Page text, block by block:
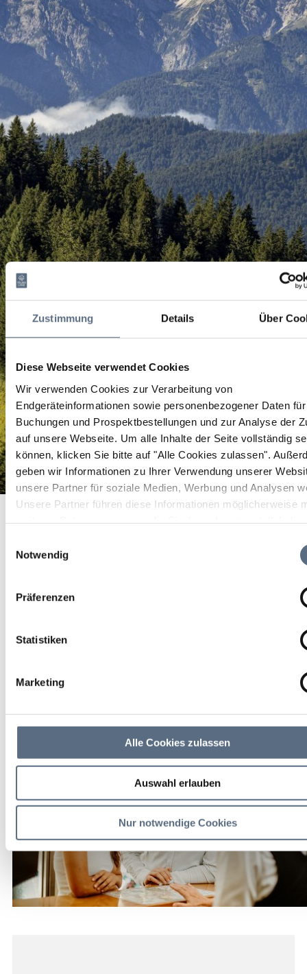
Zustimmung Details Über
Diese Webseite verwendet Cookies
Wir verwenden Cookies zur Verarbeitung von
Endgeräteinformationen sowie personenbezogener Daten
Buchungen und Prospektbestellungen und zur Analyse der
auf unsere Webseite. Um alle Inhalte der Seite vollständig
können, klicken Sie bitte auf "Alle Cookies zulassen".
geben wir Informationen zu Ihrer Verwendung unserer
unsere Partner für soziale Medien, Werbung und Analysen
Unsere Partner führen diese Informationen möglicherweise
Notwendig
Präferenzen
Statistiken
Marketing
Alle Cookies zulassen
Auswahl erlauben
Nur notwendige Cookies
Touristinformation, Stadt Bad Tölz, Referat für
Startseite
Touristinformation, Stadt Bad Tölz, Referat für Tourismus und
Touristinformation, Stadt
Bad Tölz, Referat für
Fragen im touristischen Bereich Bad Tölz